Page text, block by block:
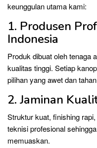
keunggulan utama kami:
1. Produsen
Indonesia
Produk dibuat oleh tenaga
kualitas tinggi. Setiap
pilihan yang awet dan
2. Jaminan
Struktur kuat, finishing
teknisi profesional
memuaskan.